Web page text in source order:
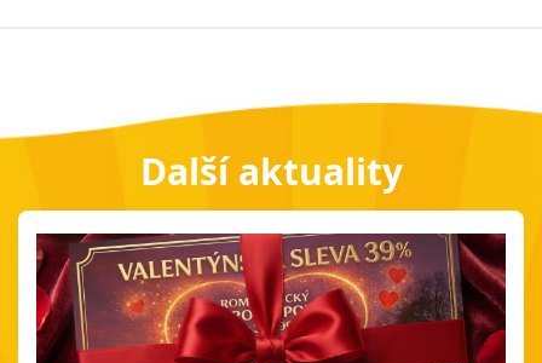
Další aktuality